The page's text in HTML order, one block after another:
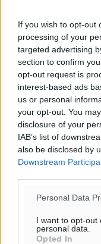
If you wish to opt-out
processing of your
targeted advertising
section to confirm
opt-out request is
interest-based ads
us or personal
your opt-out. You
disclosure of your
IAB’s list of
also be disclosed by
Downstream
Personal Data
I want to opt-out
personal data.
Opted In
10km/h
Δ
26°/26°
06:17
20:08
πρόγνωση:
28°
ΣΑ
29°
ΚΥ
29°
ΔΕ